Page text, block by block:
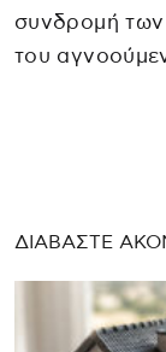
συνδρομή των
του
ΔΙΑΒΑΣΤΕ